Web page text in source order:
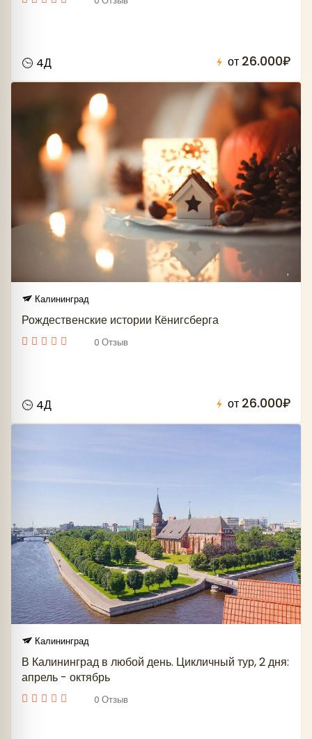
4Д от 26.000₽
Калининград
Рождественские истории Кёнигсберга
0 Отзыв
4Д от 26.000₽
Калининград
В Калининград в любой день. Цикличный тур, 2 дня:
апрель - октябрь
0 Отзыв